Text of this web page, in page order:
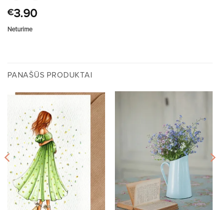
€3.90
Neturime
PANAŠŪS PRODUKTAI